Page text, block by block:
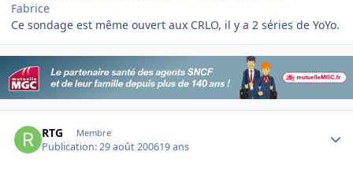
Fabrice
Ce sondage est même ouvert aux CRLO, il y a 2 séries de YoYo.
RTG Membre
Publication:29 août 200619 ans